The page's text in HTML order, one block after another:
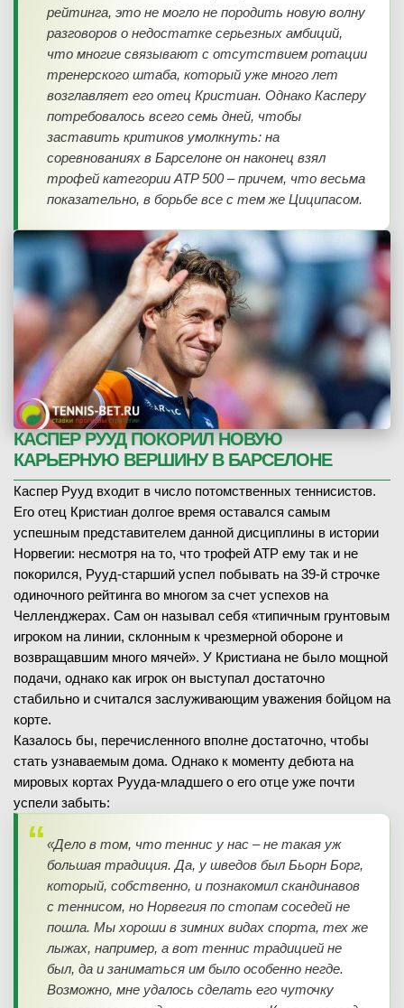
рейтинга, это не могло не породить новую волну
разговоров о недостатке серьезных амбиций,
что многие связывают с отсутствием ротации
тренерского штаба, который уже много лет
возглавляет его отец Кристиан. Однако Касперу
потребовалось всего семь дней, чтобы
заставить критиков умолкнуть: на
соревнованиях в Барселоне он наконец взял
трофей категории ATP 500 – причем, что весьма
показательно, в борьбе все с тем же Циципасом.
КАСПЕР РУУД ПОКОРИЛ НОВУЮ
КАРЬЕРНУЮ ВЕРШИНУ В БАРСЕЛОНЕ
Каспер Рууд входит в число потомственных теннисистов.
Его отец Кристиан долгое время оставался самым
успешным представителем данной дисциплины в истории
Норвегии: несмотря на то, что трофей ATP ему так и не
покорился, Рууд-старший успел побывать на 39-й строчке
одиночного рейтинга во многом за счет успехов на
Челленджерах. Сам он называл себя «типичным грунтовым
игроком на линии, склонным к чрезмерной обороне и
возвращавшим много мячей». У Кристиана не было мощной
подачи, однако как игрок он выступал достаточно
стабильно и считался заслуживающим уважения бойцом на
корте.
Казалось бы, перечисленного вполне достаточно, чтобы
стать узнаваемым дома. Однако к моменту дебюта на
мировых кортах Рууда-младшего о его отце уже почти
успели забыть:
«Дело в том, что теннис у нас – не такая уж
большая традиция. Да, у шведов был Бьорн Борг,
который, собственно, и познакомил скандинавов
с теннисом, но Норвегия по стопам соседей не
пошла. Мы хороши в зимних видах спорта, тех же
лыжах, например, а вот теннис традицией не
был, да и заниматься им было особенно негде.
Возможно, мне удалось сделать его чуточку